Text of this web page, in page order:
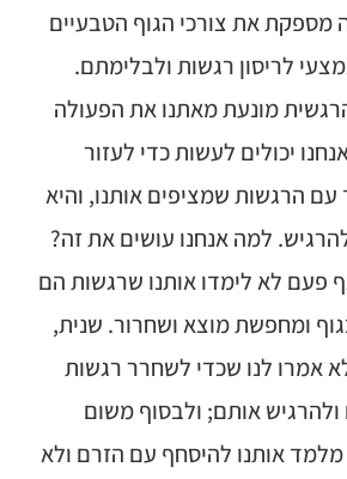
מספקת את צורכי הגוף הטבעיים
לריסון רגשות ולבלימתם.
מונעת מאתנו את הפעולה
יכולים לעשות כדי לעזור
הרגשות שמציפים אותנו, והיא
למה אנחנו עושים את זה?
פעם לא לימדו אותנו שרגשות הם
ומחפשת מוצא ושחרור. שנית,
אמרו לנו שכדי לשחרר רגשות
אותם; ולבסוף משום
אותנו להיסחף עם הזרם ולא